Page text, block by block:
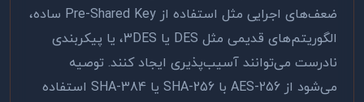
ضعف‌های اجرایی مثل استفاده از Pre-Shared Key ساده،
الگوریتم‌های قدیمی مثل DES یا 3DES، یا پیکربندی
نادرست می‌توانند آسیب‌پذیری ایجاد کنند. توصیه
می‌شود از AES-256 با SHA-256 یا SHA-384 استفاده